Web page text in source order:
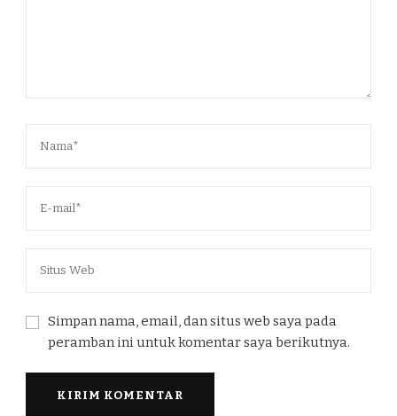
Simpan nama, email, dan situs web saya pada
peramban ini untuk komentar saya berikutnya.